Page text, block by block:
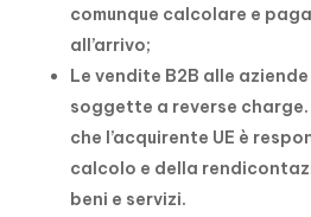
comunque calcolare e
all’arrivo;
Le vendite B2B alle aziende
soggette a reverse
che l’acquirente UE è
calcolo e della
beni e servizi.